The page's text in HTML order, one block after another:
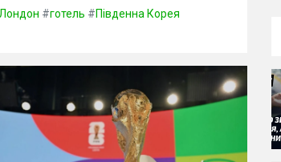
Лондон #готель #Південна Корея